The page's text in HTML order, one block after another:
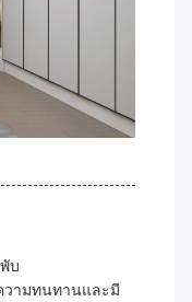
บ
วามทนทานและมี